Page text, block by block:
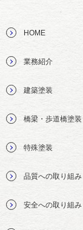
HOME
業務紹介
建築塗装
橋梁・歩道橋塗装
特殊塗装
品質への取り組み
安全への取り組み